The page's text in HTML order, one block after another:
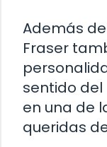
Además
Fraser
sentido del
en una de
queridas